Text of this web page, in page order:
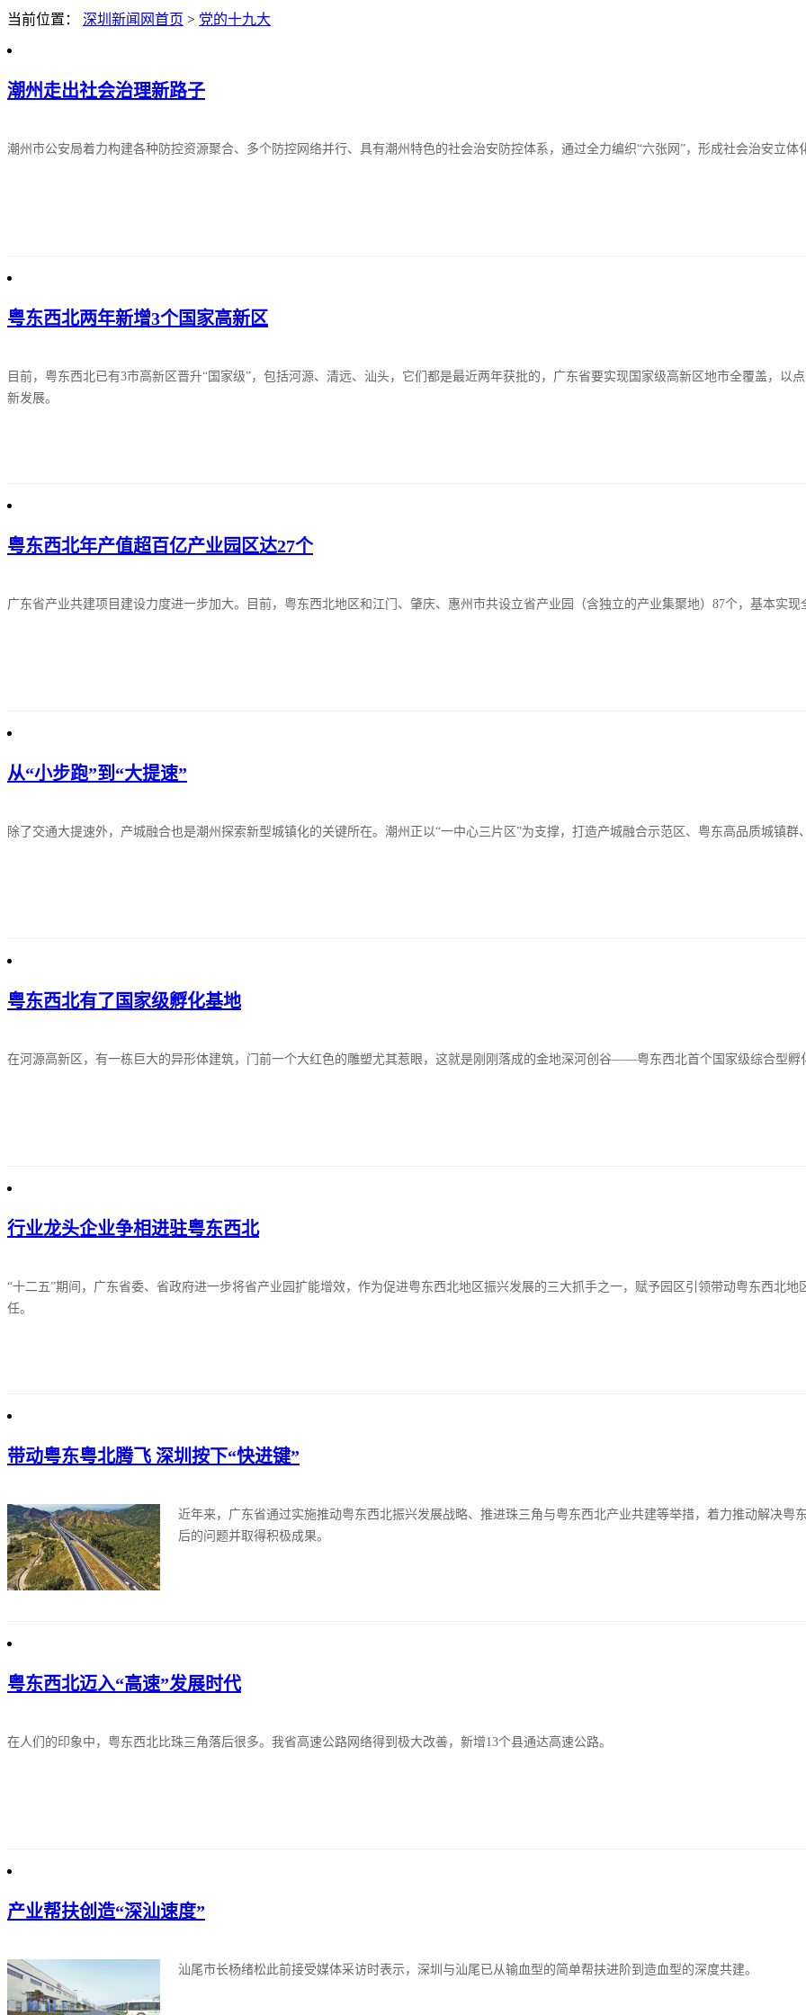
当前位置： 深圳新闻网首页 > 党的十九大
潮州走出社会治理新路子
潮州市公安局着力构建各种防控资源聚合、多个防控网络并行、具有潮州特色的社会治安防控体系，通过全力编织“六张网”，形成社会治安立体
粤东西北两年新增3个国家高新区
目前，粤东西北已有3市高新区晋升“国家级”，包括河源、清远、汕头，它们都是最近两年获批的，广东省要实现国家级高新区地市全覆盖，以
新发展。
粤东西北年产值超百亿产业园区达27个
广东省产业共建项目建设力度进一步加大。目前，粤东西北地区和江门、肇庆、惠州市共设立省产业园（含独立的产业集聚地）87个，基本实现
从“小步跑”到“大提速”
除了交通大提速外，产城融合也是潮州探索新型城镇化的关键所在。潮州正以“一中心三片区”为支撑，打造产城融合示范区、粤东高品质城镇群
粤东西北有了国家级孵化基地
在河源高新区，有一栋巨大的异形体建筑，门前一个大红色的雕塑尤其惹眼，这就是刚刚落成的金地深河创谷——粤东西北首个国家级综合型孵
行业龙头企业争相进驻粤东西北
“十二五”期间，广东省委、省政府进一步将省产业园扩能增效，作为促进粤东西北地区振兴发展的三大抓手之一，赋予园区引领带动粤东西北地
任。
带动粤东粤北腾飞 深圳按下“快进键”
近年来，广东省通过实施推动粤东西北振兴发展战略、推进珠三角与粤东西北产业共建等举措，着力推动解决粤
后的问题并取得积极成果。
粤东西北迈入“高速”发展时代
在人们的印象中，粤东西北比珠三角落后很多。我省高速公路网络得到极大改善，新增13个县通达高速公路。
产业帮扶创造“深汕速度”
汕尾市长杨绪松此前接受媒体采访时表示，深圳与汕尾已从输血型的简单帮扶进阶到造血型的深度共建。